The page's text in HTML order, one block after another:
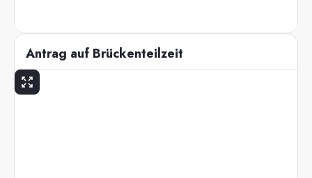
Antrag auf Brückenteilzeit